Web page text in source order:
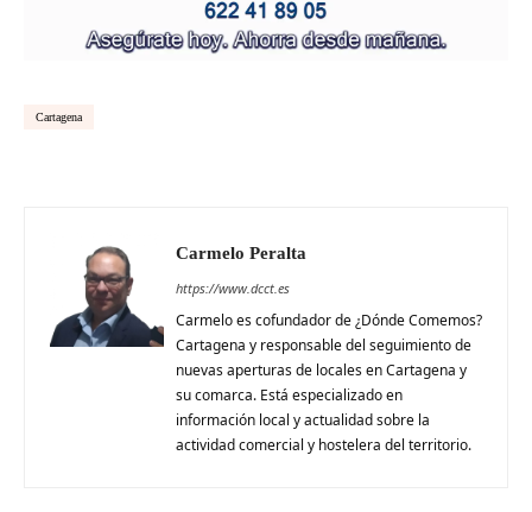
Cartagena
Carmelo Peralta
https://www.dcct.es
Carmelo es cofundador de ¿Dónde Comemos?
Cartagena y responsable del seguimiento de
nuevas aperturas de locales en Cartagena y
su comarca. Está especializado en
información local y actualidad sobre la
actividad comercial y hostelera del territorio.